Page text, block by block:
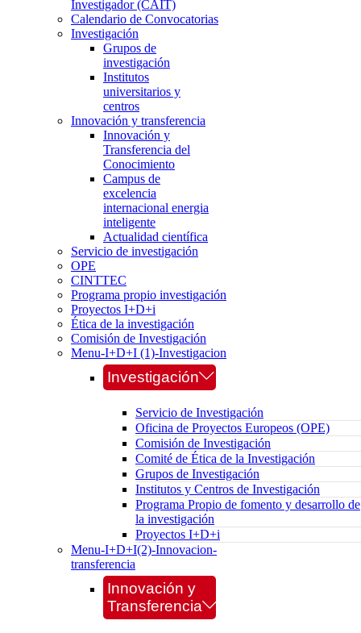
Investigador (CAIT)
Calendario de Convocatorias
Investigación
Grupos de
investigación
Institutos
universitarios y
centros
Innovación y transferencia
Innovación y
Transferencia del
Conocimiento
Campus de
excelencia
internacional energia
inteligente
Actualidad científica
Servicio de investigación
OPE
CINTTEC
Programa propio investigación
Proyectos I+D+i
Ética de la investigación
Comisión de Investigación
Menu-I+D+I (1)-Investigacion
Investigación
Servicio de Investigación
Oficina de Proyectos Europeos (OPE)
Comisión de Investigación
Comité de Ética de la Investigación
Grupos de Investigación
Institutos y Centros de Investigación
Programa Propio de fomento y desarrollo de
la investigación
Proyectos I+D+i
Menu-I+D+I(2)-Innovacion-
transferencia
Innovación y
Transferencia